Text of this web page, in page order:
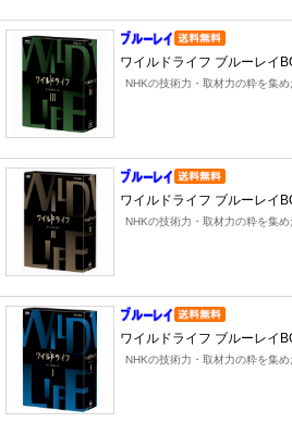
ワイルドライフ ブルーレイ
NHKの技術力・取材力の粋を集め
ワイルドライフ ブルーレイ
NHKの技術力・取材力の粋を集め
ワイルドライフ ブルーレイ
NHKの技術力・取材力の粋を集め